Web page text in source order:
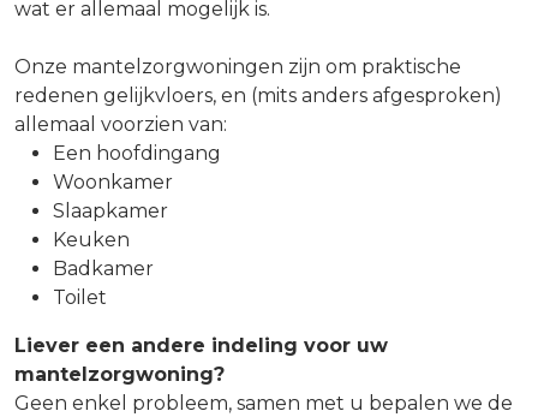
wat er allemaal mogelijk is.
Onze mantelzorgwoningen zijn om praktische
redenen gelijkvloers, en (mits anders afgesproken)
allemaal voorzien van:
Een hoofdingang
Woonkamer
Slaapkamer
Keuken
Badkamer
Toilet
Liever een andere indeling voor uw
mantelzorgwoning?
Geen enkel probleem, samen met u bepalen we de